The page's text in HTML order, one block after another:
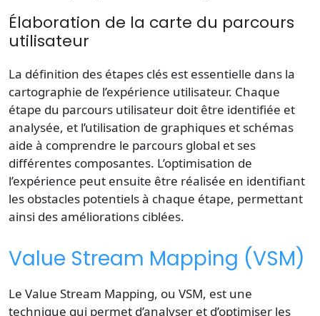
Élaboration de la carte du parcours
utilisateur
La définition des étapes clés est essentielle dans la
cartographie de l’expérience utilisateur. Chaque
étape du parcours utilisateur doit être identifiée et
analysée, et l’utilisation de graphiques et schémas
aide à comprendre le parcours global et ses
différentes composantes. L’optimisation de
l’expérience peut ensuite être réalisée en identifiant
les obstacles potentiels à chaque étape, permettant
ainsi des améliorations ciblées.
Value Stream Mapping (VSM)
Le Value Stream Mapping, ou VSM, est une
technique qui permet d’analyser et d’optimiser les